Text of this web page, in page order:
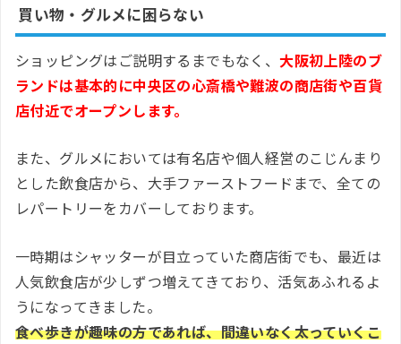
買い物・グルメに困らない
ショッピングはご説明するまでもなく、大阪初上陸のブ
ランドは基本的に中央区の心斎橋や難波の商店街や百貨
店付近でオープンします。
また、グルメにおいては有名店や個人経営のこじんまり
とした飲食店から、大手ファーストフードまで、全ての
レパートリーをカバーしております。
一時期はシャッターが目立っていた商店街でも、最近は
人気飲食店が少しずつ増えてきており、活気あふれるよ
うになってきました。
食べ歩きが趣味の方であれば、間違いなく太っていくこ